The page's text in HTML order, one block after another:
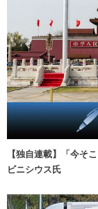
【独自連載】「今そ
ビニシウス氏